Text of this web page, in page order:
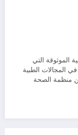
الموثوقة التي
المجالات الطبية
من منظمة الصحة